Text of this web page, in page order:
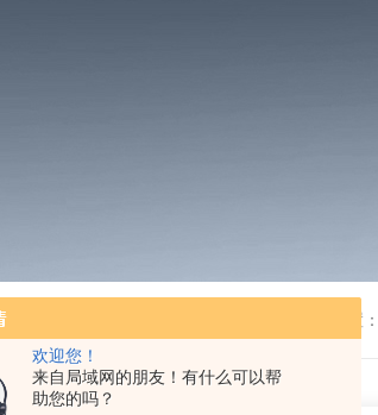
欢迎您！
来自局域网的朋友！有什么可以帮
助您的吗？
当前位置：